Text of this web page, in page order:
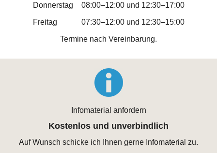
Donnerstag 08:00–12:00 und 12:30–17:00
Freitag 07:30–12:00 und 12:30–15:00
Termine nach Vereinbarung.
Infomaterial anfordern
Kostenlos und unverbindlich
Auf Wunsch schicke ich Ihnen gerne Infomaterial zu.